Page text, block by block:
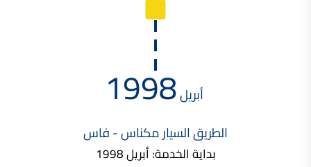
أبريل1998
الطريق السيار مكناس - فاس
بداية الخدمة: أبريل 1998